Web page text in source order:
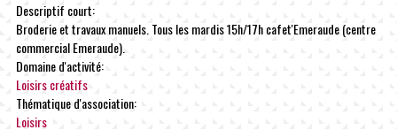
Descriptif court:
Broderie et travaux manuels. Tous les mardis 15h/17h cafet'Emeraude (centre
commercial Emeraude).
Domaine d'activité:
Loisirs créatifs
Thématique d'association:
Loisirs